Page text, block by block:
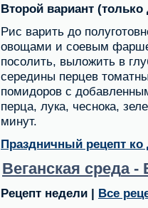
Второй вариант
Рис варить до
овощами и соевым
посолить, выложить в
середины перцев
помидоров с
перца, лука, чеснока,
минут.
Праздничный рецепт
Веганская среда -
Рецепт недели | Все